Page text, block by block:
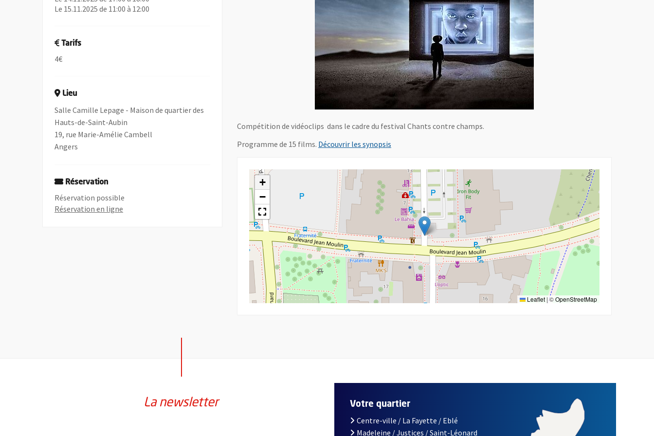
Compétition de vidéoclips dans le cadre du festival Chants contre champs.
Programme de 15 films. Découvrir les synopsis, Ouvre une nouvelle fenêtre
+
−
Leaflet |©OpenStreetMap
Le 15.11.2025 de 11:00 à 12:00
Tarifs
4€
Lieu
Salle Camille Lepage - Maison de quartier des
Hauts-de-Saint-Aubin
19, rue Marie-Amélie Cambell
Angers
Réservation
Réservation possible
Réservation en ligne
La newsletter Votre quartier
Centre-ville / La Fayette / Eblé
Madeleine / Justices / Saint-Léonard